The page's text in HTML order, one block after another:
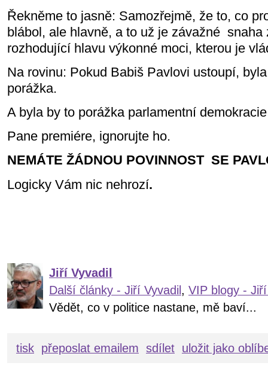
Řekněme to jasně: Samozřejmě, že to, co
blábol, ale hlavně, a to už je závažné
rozhodující hlavu výkonné moci, kterou je
Na rovinu: Pokud Babiš Pavlovi ustoupí,
porážka.
A byla by to porážka parlamentní demokracie
Pane premiére, ignorujte ho.
NEMÁTE ŽÁDNOU POVINNOST SE
Logicky Vám nic nehrozí.
Jiří Vyvadil
Další články - Jiří Vyvadil , VIP blogy -
Vědět, co v politice nastane, mě baví...
tisk přeposlat emailem sdílet uložit jako